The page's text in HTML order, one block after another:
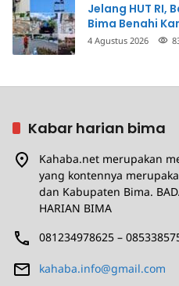
Jelang HUT RI,
Bima Benahi
4 Agustus 2026
Kabar harian bima
Kahaba.net merupakan
yang kontennya
dan Kabupaten Bima.
HARIAN BIMA
081234978625 –
kahaba.info@gmail.com